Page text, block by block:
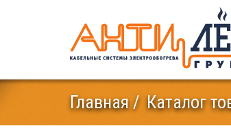
Главная Каталог